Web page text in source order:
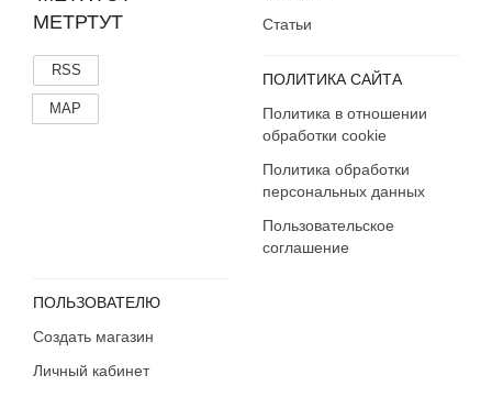
МЕТРТУТ
RSS
MAP
Статьи
ПОЛИТИКА САЙТА
Политика в отношении
обработки cookie
Политика обработки
персональных данных
Пользовательское
соглашение
ПОЛЬЗОВАТЕЛЮ
Создать магазин
Личный кабинет